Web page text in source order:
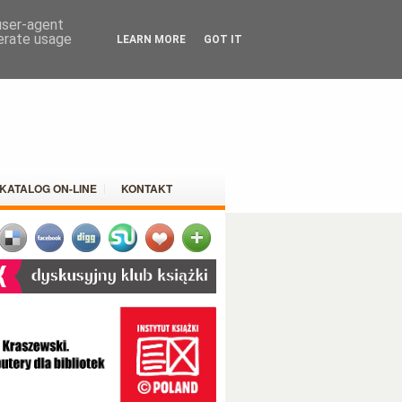
KATALOG ON-LINE KONTAKT
agent
usage
LEARN MORE GOT IT